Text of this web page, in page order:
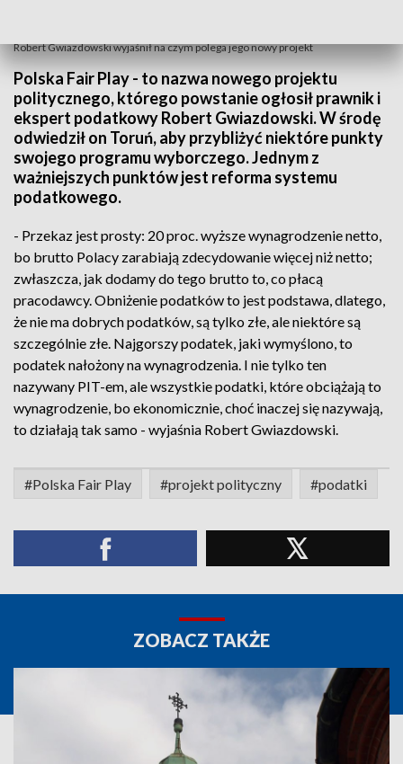
Robert Gwiazdowski wyjaśnił na czym polega jego nowy projekt
Polska Fair Play - to nazwa nowego projektu
politycznego, którego powstanie ogłosił prawnik i
ekspert podatkowy Robert Gwiazdowski. W środę
odwiedził on Toruń, aby przybliżyć niektóre punkty
swojego programu wyborczego. Jednym z
ważniejszych punktów jest reforma systemu
podatkowego.
- Przekaz jest prosty: 20 proc. wyższe wynagrodzenie netto,
bo brutto Polacy zarabiają zdecydowanie więcej niż netto;
zwłaszcza, jak dodamy do tego brutto to, co płacą
pracodawcy. Obniżenie podatków to jest podstawa, dlatego,
że nie ma dobrych podatków, są tylko złe, ale niektóre są
szczególnie złe. Najgorszy podatek, jaki wymyślono, to
podatek nałożony na wynagrodzenia. I nie tylko ten
nazywany PIT-em, ale wszystkie podatki, które obciążają to
wynagrodzenie, bo ekonomicznie, choć inaczej się nazywają,
to działają tak samo - wyjaśnia Robert Gwiazdowski.
#Polska Fair Play #projekt polityczny #podatki
ZOBACZ TAKŻE